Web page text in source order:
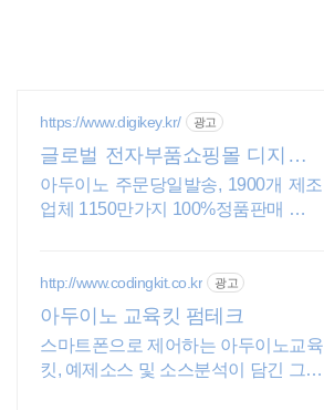
https://www.digikey.kr/ 광고
글로벌 전자부품쇼핑몰 디지키 6
만원이상 무료배송,당일발송
아두이노 주문당일발송, 1900개 제조
업체 1150만가지 100%정품판매 초특
http://www.codingkit.co.kr 광고
아두이노 교육킷 펌테크
스마트폰으로 제어하는 아두이노교육
킷, 예제소스 및 소스분석이 담긴 그림